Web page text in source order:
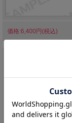
価格:6,400円(税込)
るアクリルスタンド
【イベント先行販売商
キャライラストを使用
※柄は全8種あります。